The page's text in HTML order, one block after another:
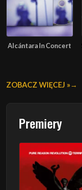
Alcántara In Concert
ZOBACZ WIĘCEJ »
Premiery